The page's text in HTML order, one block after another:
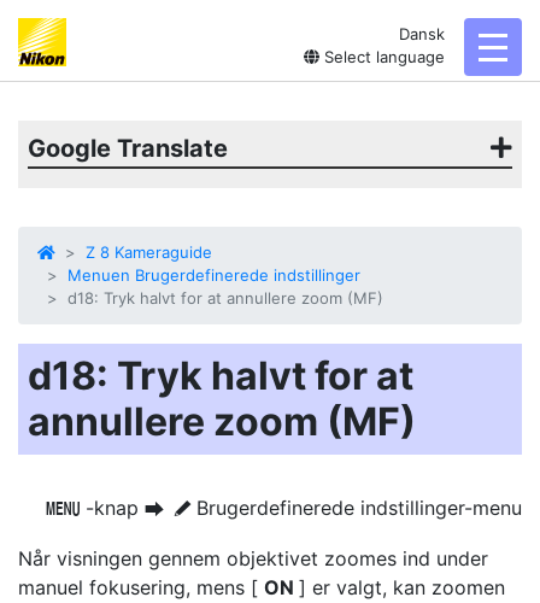
Dansk
Select language
Google Translate
Z 8 Kameraguide
Menuen Brugerdefinerede indstillinger
d18: Tryk halvt for at annullere zoom (MF)
d18: Tryk halvt for at
annullere zoom (MF)
G -knap U A Brugerdefinerede indstillinger-menu
Når visningen gennem objektivet zoomes ind under
manuel fokusering, mens [ ON ] er valgt, kan zoomen